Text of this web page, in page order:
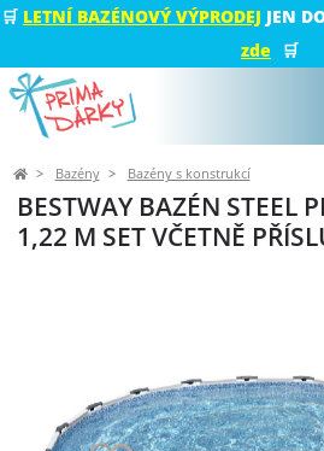
🛒 LETNÍ BAZÉNOVÝ VÝPRODEJ JEN
zde
🛒
Bazény Bazény s konstrukcí
BESTWAY BAZÉN STEEL
1,22 M SET VČETNĚ